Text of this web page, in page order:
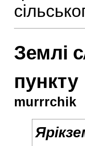
Землі
пункту
murrrchik